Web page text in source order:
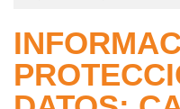
los
centros
Perfil
del
Gestión
de
Instalaciones
la
vía
pública